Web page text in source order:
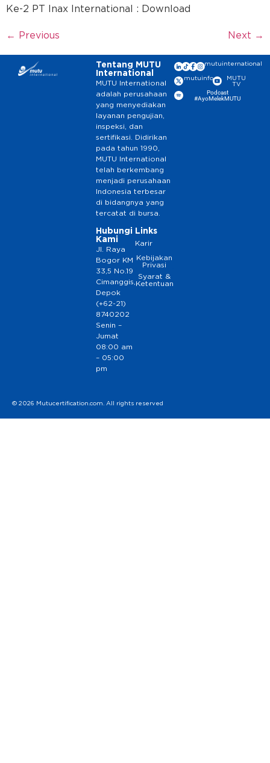
Ke-2 PT Inax International : Download
← Previous Next →
Tentang MUTU
International
MUTU International
adalah perusahaan
yang menyediakan
layanan pengujian,
inspeksi, dan
sertifikasi. Didirikan
pada tahun 1990,
MUTU International
telah berkembang
menjadi perusahaan
Indonesia terbesar
di bidangnya yang
tercatat di bursa.
Hubungi
Kami
Jl. Raya
Bogor KM
33,5 No.19
Cimanggis,
Depok
(+62-21)
8740202
Senin –
Jumat
08:00 am
– 05:00
pm
Links
Karir
Kebijakan
Privasi
Syarat &
Ketentuan
mutuinternational
mutuinfo
MUTU
TV
Podcast
#AyoMelekMUTU
© 2026 Mutucertification.com. All rights reserved